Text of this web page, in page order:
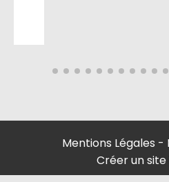
Mentions Légales
Créer un